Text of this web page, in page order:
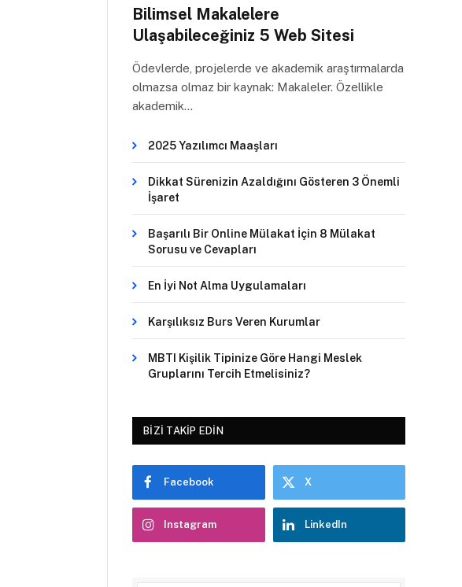
Bilimsel Makalelere
Ulaşabileceğiniz 5 Web Sitesi
Ödevlerde, projelerde ve akademik araştırmalarda
olmazsa olmaz bir kaynak: Makaleler. Özellikle
akademik…
2025 Yazılımcı Maaşları
Dikkat Sürenizin Azaldığını Gösteren 3 Önemli
İşaret
Başarılı Bir Online Mülakat İçin 8 Mülakat
Sorusu ve Cevapları
En İyi Not Alma Uygulamaları
Karşılıksız Burs Veren Kurumlar
MBTI Kişilik Tipinize Göre Hangi Meslek
Gruplarını Tercih Etmelisiniz?
BIZI TAKIP EDIN
Facebook X
Instagram LinkedIn